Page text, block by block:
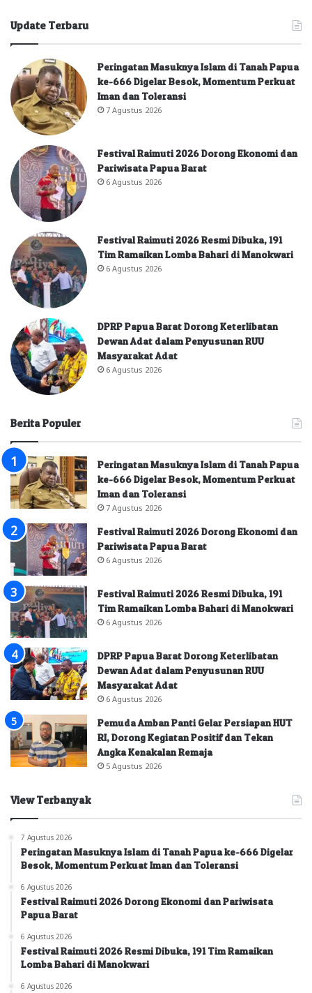
Update Terbaru
Peringatan Masuknya Islam di Tanah Papua
ke-666 Digelar Besok, Momentum Perkuat
Iman dan Toleransi
7 Agustus 2026
Festival Raimuti 2026 Dorong Ekonomi dan
Pariwisata Papua Barat
6 Agustus 2026
Festival Raimuti 2026 Resmi Dibuka, 191
Tim Ramaikan Lomba Bahari di Manokwari
6 Agustus 2026
DPRP Papua Barat Dorong Keterlibatan
Dewan Adat dalam Penyusunan RUU
Masyarakat Adat
6 Agustus 2026
Berita Populer
Peringatan Masuknya Islam di Tanah Papua
ke-666 Digelar Besok, Momentum Perkuat
Iman dan Toleransi
7 Agustus 2026
Festival Raimuti 2026 Dorong Ekonomi dan
Pariwisata Papua Barat
6 Agustus 2026
Festival Raimuti 2026 Resmi Dibuka, 191
Tim Ramaikan Lomba Bahari di Manokwari
6 Agustus 2026
DPRP Papua Barat Dorong Keterlibatan
Dewan Adat dalam Penyusunan RUU
Masyarakat Adat
6 Agustus 2026
Pemuda Amban Panti Gelar Persiapan HUT
RI, Dorong Kegiatan Positif dan Tekan
Angka Kenakalan Remaja
5 Agustus 2026
View Terbanyak
7 Agustus 2026
Peringatan Masuknya Islam di Tanah Papua ke-666 Digelar
Besok, Momentum Perkuat Iman dan Toleransi
6 Agustus 2026
Festival Raimuti 2026 Dorong Ekonomi dan Pariwisata
Papua Barat
6 Agustus 2026
Festival Raimuti 2026 Resmi Dibuka, 191 Tim Ramaikan
Lomba Bahari di Manokwari
6 Agustus 2026